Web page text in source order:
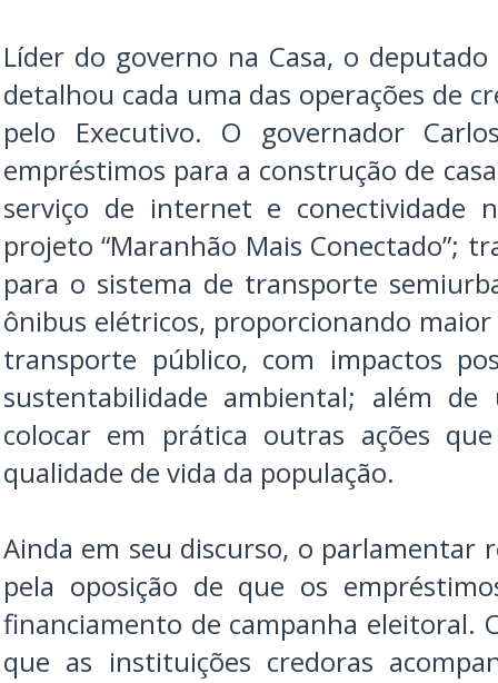
Líder do governo na Casa, o
detalhou cada uma das operações de
pelo Executivo. O governador
empréstimos para a construção de
serviço de internet e conectividade
projeto “Maranhão Mais Conectado”;
para o sistema de transporte
ônibus elétricos, proporcionando
transporte público, com impactos
sustentabilidade ambiental; além
colocar em prática outras ações
qualidade de vida da população.
Ainda em seu discurso, o parlamentar
pela oposição de que os
financiamento de campanha eleitoral.
que as instituições credoras